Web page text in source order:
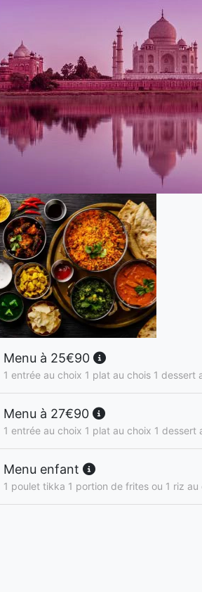
Menu à 25€90
1 entrée au choix 1 plat au chois 1 dessert
Menu à 27€90
1 entrée au choix 1 plat au choix 1 dessert
Menu enfant
1 poulet tikka 1 portion de frites ou 1 riz au